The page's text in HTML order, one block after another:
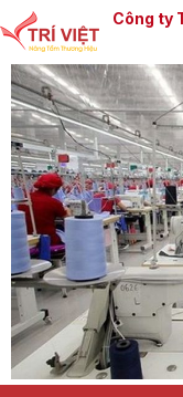
Công ty